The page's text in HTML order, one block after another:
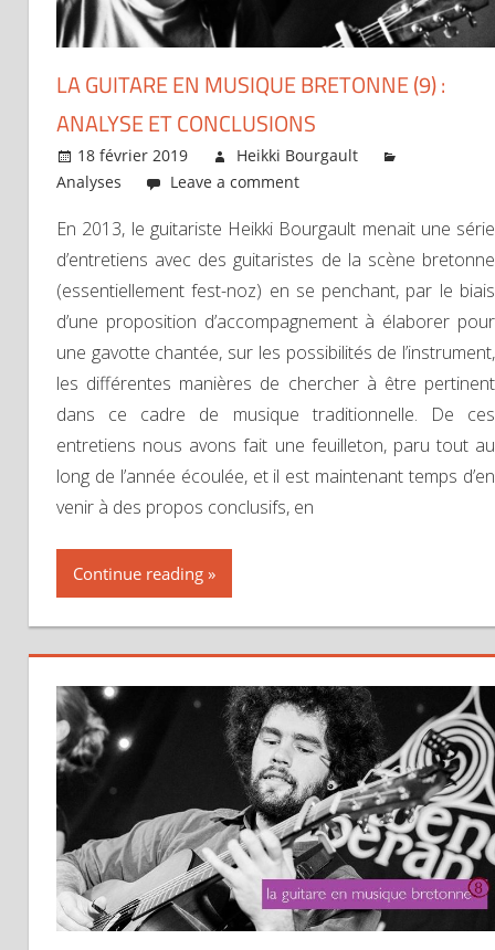
LA GUITARE EN MUSIQUE BRETONNE (9) :
ANALYSE ET CONCLUSIONS
18 février 2019
Heikki Bourgault
Analyses
Leave a comment
En 2013, le guitariste Heikki Bourgault menait une série
d’entretiens avec des guitaristes de la scène bretonne
(essentiellement fest-noz) en se penchant, par le biais
d’une proposition d’accompagnement à élaborer pour
une gavotte chantée, sur les possibilités de l’instrument,
les différentes manières de chercher à être pertinent
dans ce cadre de musique traditionnelle. De ces
entretiens nous avons fait une feuilleton, paru tout au
long de l’année écoulée, et il est maintenant temps d’en
venir à des propos conclusifs, en
Continue reading